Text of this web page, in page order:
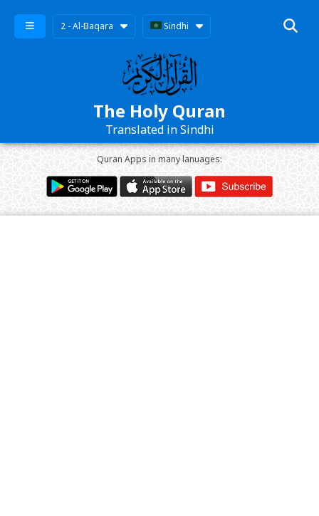
2 - Al-Baqara Sindhi
The Holy Quran
Translated in Sindhi
Quran Apps in many lanuages: